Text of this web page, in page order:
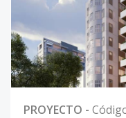
PROYECTO -